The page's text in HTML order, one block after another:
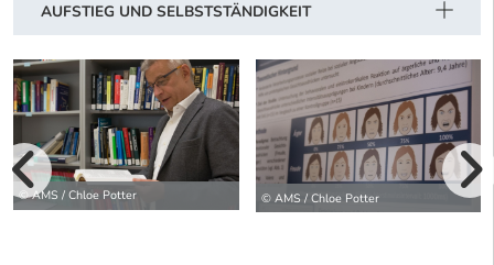
AUFSTIEG UND SELBSTSTÄNDIGKEIT
© AMS / Chloe Potter © AMS / Chloe Potter